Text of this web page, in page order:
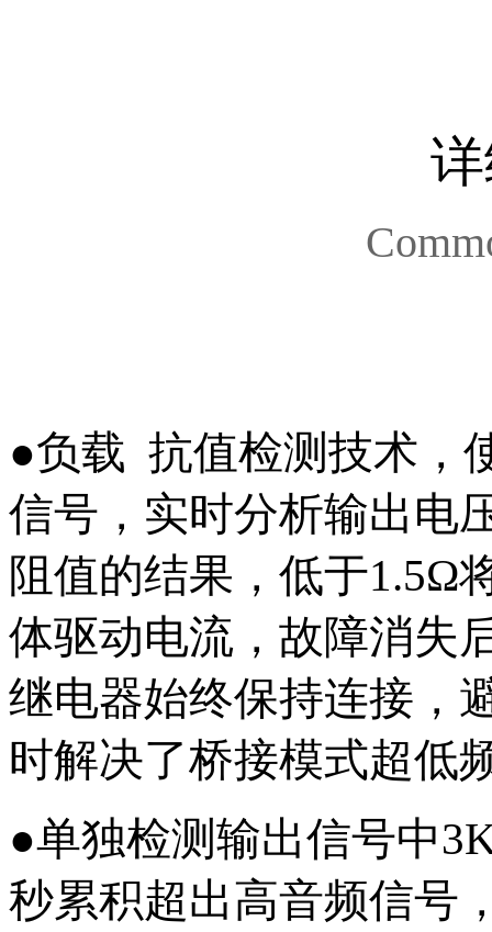
●负载 抗值检测技术，
信号，实时分析输出电
阻值的结果，低于1.5Ω
体驱动电流，故障消失
继电器始终保持连接，
时解决了桥接模式超低
●单独检测输出信号中
秒累积超出高音频信号